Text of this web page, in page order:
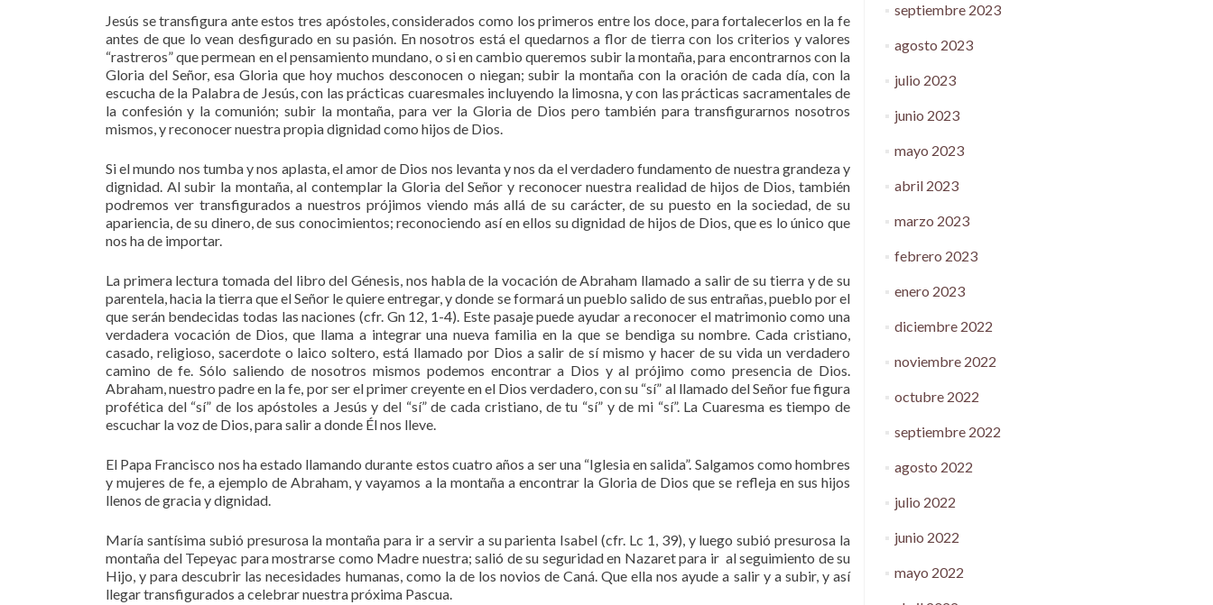
Jesús se transfigura ante estos tres apóstoles, considerados como los primeros entre los doce, para fortalecerlos en la fe
antes de que lo vean desfigurado en su pasión. En nosotros está el quedarnos a flor de tierra con los criterios y valores
“rastreros” que permean en el pensamiento mundano, o si en cambio queremos subir la montaña, para encontrarnos con la
Gloria del Señor, esa Gloria que hoy muchos desconocen o niegan; subir la montaña con la oración de cada día, con la
escucha de la Palabra de Jesús, con las prácticas cuaresmales incluyendo la limosna, y con las prácticas sacramentales de
la confesión y la comunión; subir la montaña, para ver la Gloria de Dios pero también para transfigurarnos nosotros
mismos, y reconocer nuestra propia dignidad como hijos de Dios.
Si el mundo nos tumba y nos aplasta, el amor de Dios nos levanta y nos da el verdadero fundamento de nuestra grandeza y
dignidad. Al subir la montaña, al contemplar la Gloria del Señor y reconocer nuestra realidad de hijos de Dios, también
podremos ver transfigurados a nuestros prójimos viendo más allá de su carácter, de su puesto en la sociedad, de su
apariencia, de su dinero, de sus conocimientos; reconociendo así en ellos su dignidad de hijos de Dios, que es lo único que
nos ha de importar.
La primera lectura tomada del libro del Génesis, nos habla de la vocación de Abraham llamado a salir de su tierra y de su
parentela, hacia la tierra que el Señor le quiere entregar, y donde se formará un pueblo salido de sus entrañas, pueblo por el
que serán bendecidas todas las naciones (cfr. Gn 12, 1-4). Este pasaje puede ayudar a reconocer el matrimonio como una
verdadera vocación de Dios, que llama a integrar una nueva familia en la que se bendiga su nombre. Cada cristiano,
casado, religioso, sacerdote o laico soltero, está llamado por Dios a salir de sí mismo y hacer de su vida un verdadero
camino de fe. Sólo saliendo de nosotros mismos podemos encontrar a Dios y al prójimo como presencia de Dios.
Abraham, nuestro padre en la fe, por ser el primer creyente en el Dios verdadero, con su “sí” al llamado del Señor fue figura
profética del “sí” de los apóstoles a Jesús y del “sí” de cada cristiano, de tu “sí” y de mi “sí”. La Cuaresma es tiempo de
escuchar la voz de Dios, para salir a donde Él nos lleve.
El Papa Francisco nos ha estado llamando durante estos cuatro años a ser una “Iglesia en salida”. Salgamos como hombres
y mujeres de fe, a ejemplo de Abraham, y vayamos a la montaña a encontrar la Gloria de Dios que se refleja en sus hijos
llenos de gracia y dignidad.
María santísima subió presurosa la montaña para ir a servir a su parienta Isabel (cfr. Lc 1, 39), y luego subió presurosa la
montaña del Tepeyac para mostrarse como Madre nuestra; salió de su seguridad en Nazaret para ir al seguimiento de su
Hijo, y para descubrir las necesidades humanas, como la de los novios de Caná. Que ella nos ayude a salir y a subir, y así
llegar transfigurados a celebrar nuestra próxima Pascua.
septiembre 2023
agosto 2023
julio 2023
junio 2023
mayo 2023
abril 2023
marzo 2023
febrero 2023
enero 2023
diciembre 2022
noviembre 2022
octubre 2022
septiembre 2022
agosto 2022
julio 2022
junio 2022
mayo 2022